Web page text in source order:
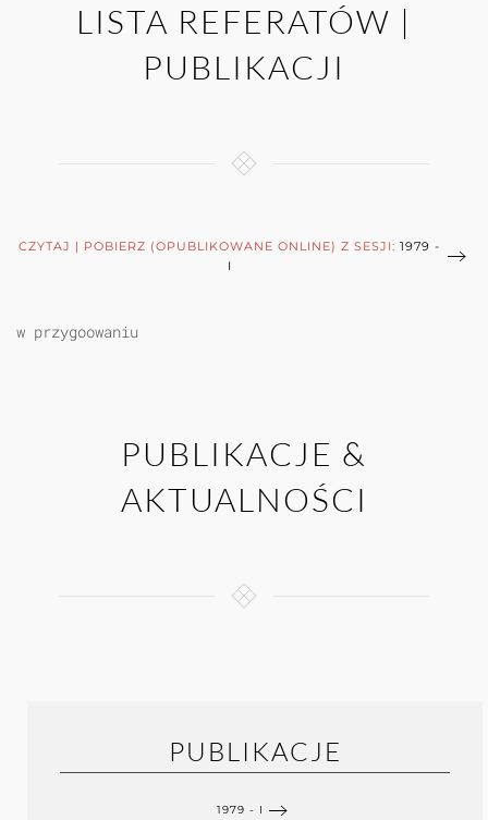
LISTA REFERATÓW |
PUBLIKACJI
CZYTAJ | POBIERZ (OPUBLIKOWANE ONLINE) Z SESJI: 1979 -
I
w przygoowaniu
PUBLIKACJE &
AKTUALNOŚCI
PUBLIKACJE
1979 - I